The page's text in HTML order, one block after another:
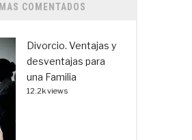
MAS COMENTADOS
Divorcio. Ventajas y
desventajas para
una Familia
12.2k views